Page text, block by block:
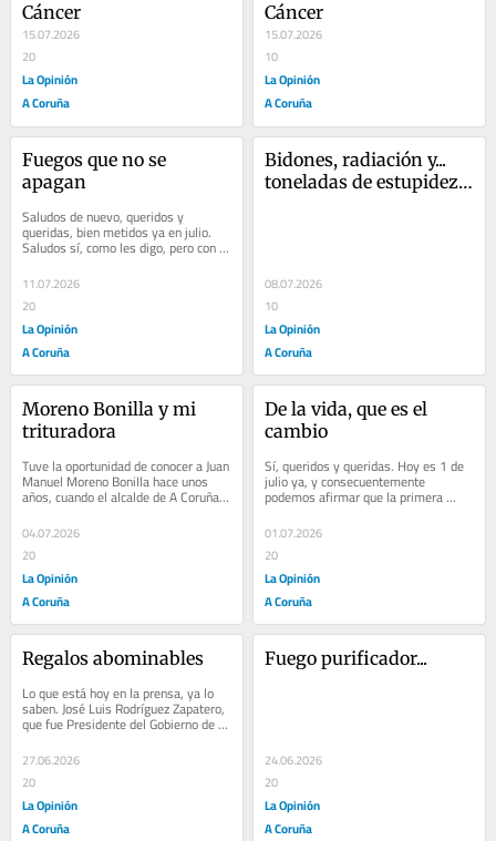
Cáncer
15.07.2026
20
La Opinión
A Coruña
Cáncer
15.07.2026
10
La Opinión
A Coruña
Fuegos que no se
apagan
Saludos de nuevo, queridos y
queridas, bien metidos ya en julio.
Saludos sí, como les digo, pero con
cierta contención y siendo
conscientes de que...
11.07.2026
20
La Opinión
A Coruña
Bidones, radiación y...
toneladas de estupidez
08.07.2026
10
La Opinión
A Coruña
Moreno Bonilla y mi
trituradora
Tuve la oportunidad de conocer a Juan
Manuel Moreno Bonilla hace unos
años, cuando el alcalde de A Coruña
me encargó participar en un acto en
el...
04.07.2026
20
La Opinión
A Coruña
De la vida, que es el
cambio
Sí, queridos y queridas. Hoy es 1 de
julio ya, y consecuentemente
podemos afirmar que la primera
mitad de 2026 pertenece ya al
pasado. A un pasado...
01.07.2026
20
La Opinión
A Coruña
Regalos abominables
Lo que está hoy en la prensa, ya lo
saben. José Luis Rodríguez Zapatero,
que fue Presidente del Gobierno de
España, está en el ojo de la...
27.06.2026
20
La Opinión
A Coruña
Fuego purificador...
24.06.2026
20
La Opinión
A Coruña